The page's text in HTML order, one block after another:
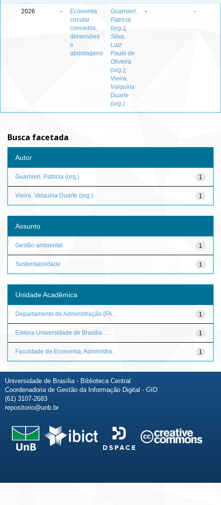
2026 -
Economia
circular :
conceitos,
dimensões
e
abordagens
Guarnieri,
Patricia
(org.);
Silva,
Luiz
Paulo de
Oliveira
(org.);
Vieira,
Valquíria
Duarte
(org.)
- -
Busca facetada
Autor
1
Guarnieri, Patricia (org.)
1
Vieira, Valquíria Duarte (org.)
Assunto
1
Gestão ambiental
1
Sustentabilidade
Unidade Acadêmica
1
Departamento de Administração (FA...
1
Editora Universidade de Brasília ...
1
Faculdade de Economia, Administra...
Universidade de Brasília - Biblioteca Central
Coordenadoria de Gestão da Informação Digital - GID
(61) 3107-2683
repositorio@unb.br